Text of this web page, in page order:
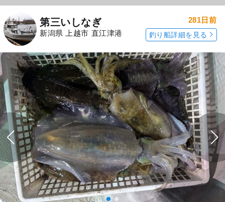
第三いしなぎ
新潟県 上越市 直江津港
281日前
釣り船詳細を見る